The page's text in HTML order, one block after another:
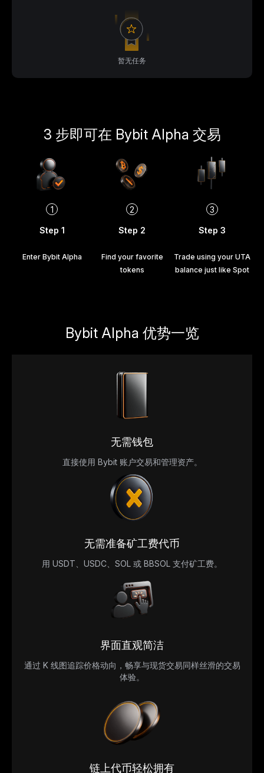
暂无任务
3 步即可在 Bybit Alpha 交易
1
Step 1
Enter Bybit Alpha
2
Step 2
Find your favorite
tokens
3
Step 3
Trade using your UTA
balance just like Spot
Bybit Alpha 优势一览
无需钱包
直接使用 Bybit 账户交易和管理资产。
无需准备矿工费代币
用 USDT、USDC、SOL 或 BBSOL 支付矿工费。
界面直观简洁
通过 K 线图追踪价格动向，畅享与现货交易同样丝滑的交易
体验。
链上代币轻松拥有